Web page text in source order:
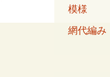
模様
網代編み